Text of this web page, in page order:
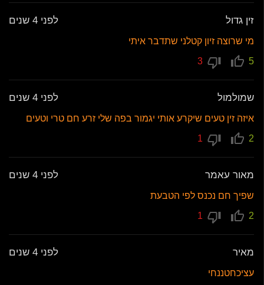
זין גדול לפני 4 שנים
מי שרוצה זיון קטלני שתדבר איתי
5
שמולמול לפני 4 שנים
איזה זין טעים שיקרע אותי יגמור בפה שלי זרע חם טרי וטעים
2
מאור עאמר לפני 4 שנים
שפיך חם נכנס לפי הטבעת
2
מאיר לפני 4 שנים
עציכחטננחי